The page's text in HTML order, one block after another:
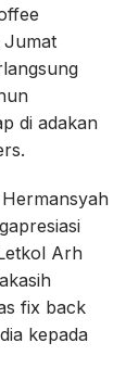
Jumat
di adakan
Arh
fix back
kepada